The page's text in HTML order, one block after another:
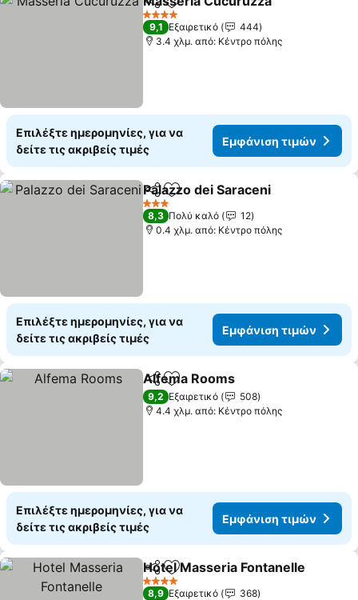
Κοινοποίηση
Προσθήκη στα αγαπημένα
4 Αστέρια
9,1 Εξαιρετικό
444
3.4 χλμ. από: Κέντρο πόλης
Επιλέξτε ημερομηνίες, για να
δείτε τις ακριβείς τιμές
Εμφάνιση τιμών
Κοινοποίηση
Προσθήκη στα αγαπημένα
Palazzo dei Saraceni
3 Αστέρια
8,3 Πολύ καλό
12
0.4 χλμ. από: Κέντρο πόλης
Επιλέξτε ημερομηνίες, για να
δείτε τις ακριβείς τιμές
Εμφάνιση τιμών
Κοινοποίηση
Προσθήκη στα αγαπημένα
Alfema Rooms
9,2 Εξαιρετικό
508
4.4 χλμ. από: Κέντρο πόλης
Επιλέξτε ημερομηνίες, για να
δείτε τις ακριβείς τιμές
Εμφάνιση τιμών
Κοινοποίηση
Προσθήκη στα αγαπημένα
Hotel Masseria Fontanelle
4 Αστέρια
8,9 Εξαιρετικό
368